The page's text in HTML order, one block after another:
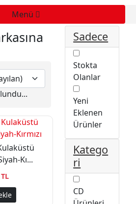
Menü
Sadece
Stokta
Olanlar
Yeni
Eklenen
Ürünler
Katego
ri
CD
Kı...